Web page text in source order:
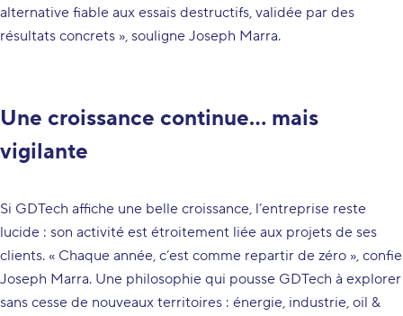
alternative fiable aux essais destructifs, validée par des
résultats concrets », souligne Joseph Marra.
Une croissance continue… mais
vigilante
Si GDTech affiche une belle croissance, l’entreprise reste
lucide : son activité est étroitement liée aux projets de ses
clients. « Chaque année, c’est comme repartir de zéro », confie
Joseph Marra. Une philosophie qui pousse GDTech à explorer
sans cesse de nouveaux territoires : énergie, industrie, oil &